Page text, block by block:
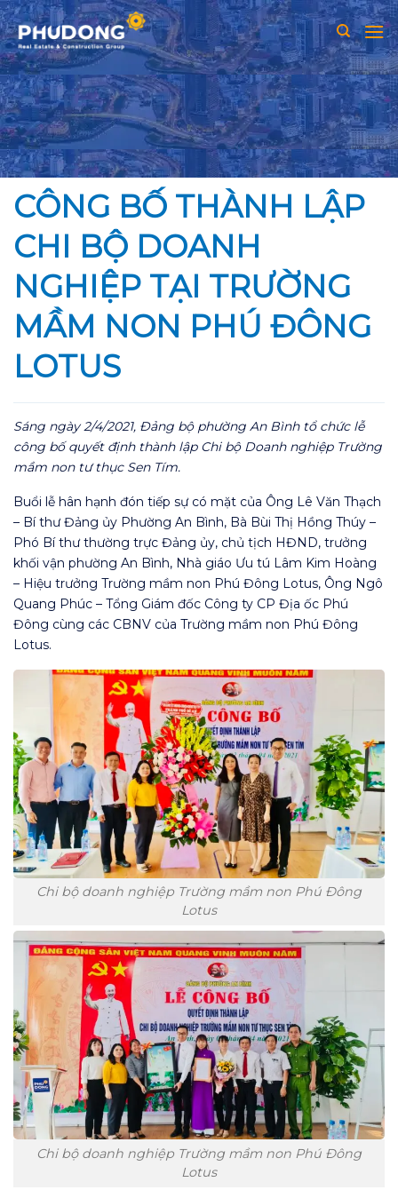
Skip
to
content
CÔNG BỐ THÀNH LẬP
CHI BỘ DOANH
NGHIỆP TẠI TRƯỜNG
MẦM NON PHÚ ĐÔNG
LOTUS
Sáng ngày 2/4/2021, Đảng bộ phường An Bình tổ chức lễ
công bố quyết định thành lập Chi bộ Doanh nghiệp Trường
mầm non tư thục Sen Tím.
Buổi lễ hân hạnh đón tiếp sự có mặt của Ông Lê Văn Thạch
– Bí thư Đảng ủy Phường An Bình, Bà Bùi Thị Hồng Thúy –
Phó Bí thư thường trực Đảng ủy, chủ tịch HĐND, trưởng
khối vận phường An Bình, Nhà giáo Ưu tú Lâm Kim Hoàng
– Hiệu trưởng Trường mầm non Phú Đông Lotus, Ông Ngô
Quang Phúc – Tổng Giám đốc Công ty CP Địa ốc Phú
Đông cùng các CBNV của Trường mầm non Phú Đông
Lotus.
Chi bộ doanh nghiệp Trường mầm non Phú Đông
Lotus
Chi bộ doanh nghiệp Trường mầm non Phú Đông
Lotus